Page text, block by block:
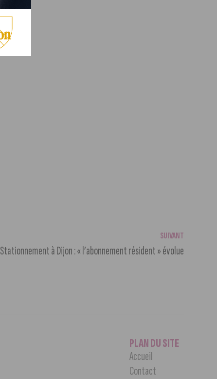
SUIVANT
Stationnement à Dijon : « l’abonnement résident » évolue
PLAN DU SITE
Accueil
Contact